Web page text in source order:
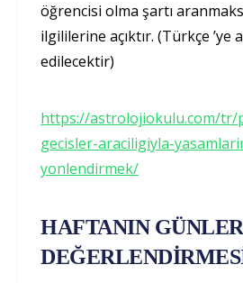
öğrencisi olma şartı
ilgililerine açıktır. (Türkçe ’ye
edilecektir)
https://astrolojiokulu.com/
gecisler-araciligiyla-
yonlendirmek/
HAFTANIN